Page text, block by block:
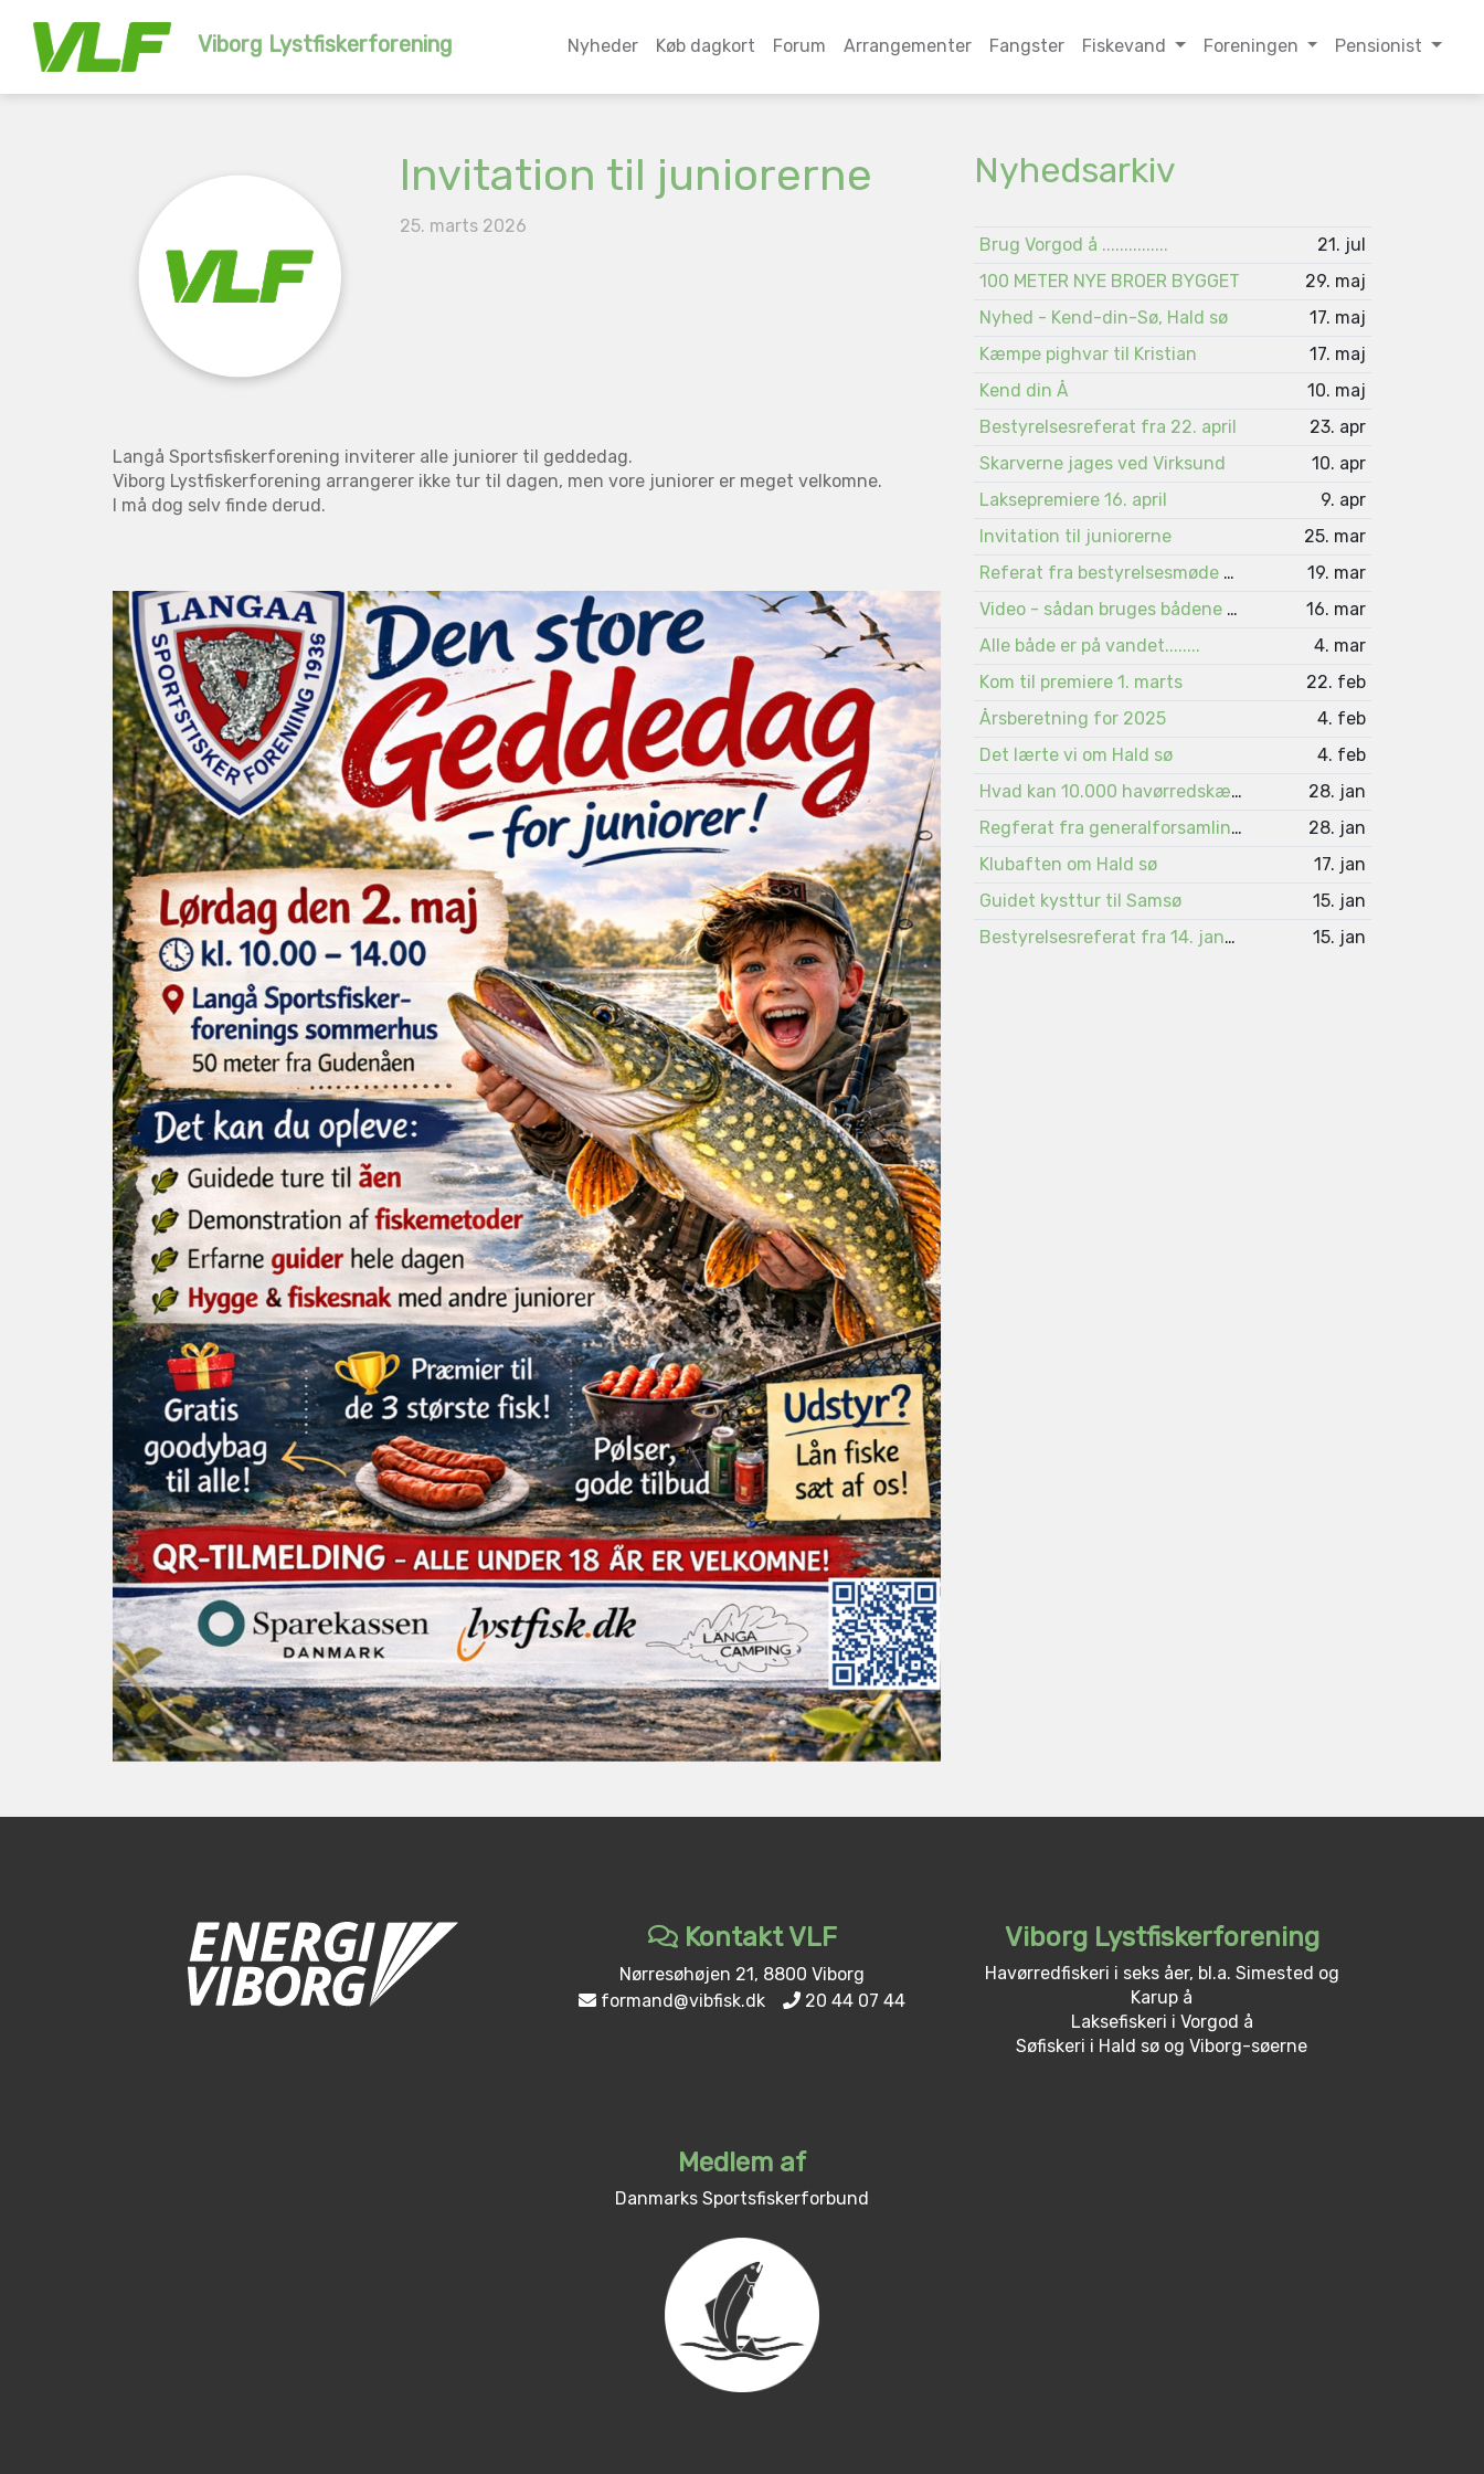
Viborg Lystfiskerforening Nyheder Køb dagkort Forum Arrangementer Fangster Fiskevand Foreningen Pensionist
Invitation til juniorerne
25. marts 2026
Langå Sportsfiskerforening inviterer alle juniorer til geddedag.
Viborg Lystfiskerforening arrangerer ikke tur til dagen, men vore juniorer er meget velkomne.
I må dog selv finde derud.
Nyhedsarkiv
Brug Vorgod å ...............
21. jul
100 METER NYE BROER BYGGET
29. maj
Nyhed - Kend-din-Sø, Hald sø
17. maj
Kæmpe pighvar til Kristian
17. maj
Kend din Å
10. maj
Bestyrelsesreferat fra 22. april
23. apr
Skarverne jages ved Virksund
10. apr
Laksepremiere 16. april
9. apr
Invitation til juniorerne
25. mar
Referat fra bestyrelsesmøde 4. marts
19. mar
Video - sådan bruges bådene på Viborgsøerne
16. mar
Alle både er på vandet........
4. mar
Kom til premiere 1. marts
22. feb
Årsberetning for 2025
4. feb
Det lærte vi om Hald sø
4. feb
Hvad kan 10.000 havørredskæl fortælle ?
28. jan
Regferat fra generalforsamlingen 2026
28. jan
Klubaften om Hald sø
17. jan
Guidet kysttur til Samsø
15. jan
Bestyrelsesreferat fra 14. januar 2026
15. jan
Kontakt VLF
Nørresøhøjen 21, 8800 Viborg
formand@vibfisk.dk
20 44 07 44
Medlem af
Danmarks Sportsfiskerforbund
Viborg Lystfiskerforening
Havørredfiskeri i seks åer, bl.a. Simested og
Karup å
Laksefiskeri i Vorgod å
Søfiskeri i Hald sø og Viborg-søerne